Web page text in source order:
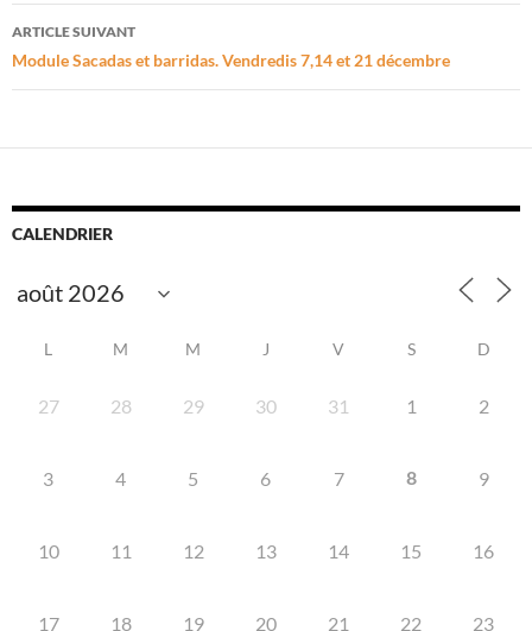
articles
ARTICLE SUIVANT
Module Sacadas et barridas. Vendredis 7,14 et 21 décembre
CALENDRIER
L M M J V S D
27 28 29 30 31 1 2
3 4 5 6 7 8 9
10 11 12 13 14 15 16
17 18 19 20 21 22 23